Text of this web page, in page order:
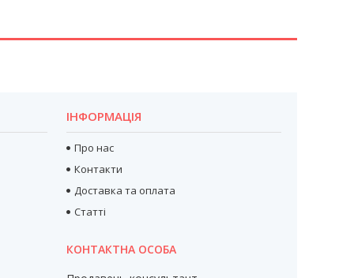
ІНФОРМАЦІЯ
Про нас
Контакти
Доставка та оплата
Статті